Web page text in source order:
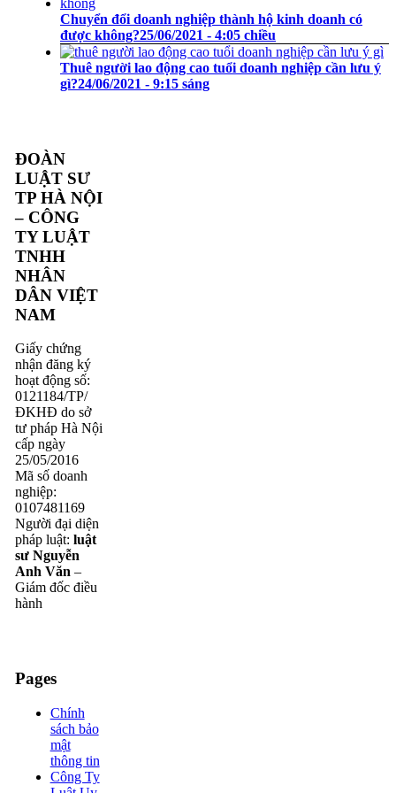
Chuyển đổi doanh nghiệp thành hộ kinh doanh có
được không?25/06/2021 - 4:05 chiều
Thuê người lao động cao tuổi doanh nghiệp cần lưu ý
gì?24/06/2021 - 9:15 sáng
ĐOÀN
LUẬT SƯ
TP HÀ NỘI
– CÔNG
TY LUẬT
TNHH
NHÂN
DÂN VIỆT
NAM
Giấy chứng
nhận đăng ký
hoạt động số:
0121184/TP/
ĐKHĐ do sở
tư pháp Hà Nội
cấp ngày
25/05/2016
Mã số doanh
nghiệp:
0107481169
Người đại diện
pháp luật: luật
sư Nguyễn
Anh Văn–
Giám đốc điều
hành
Pages
Chính
sách bảo
mật
thông tin
Công Ty